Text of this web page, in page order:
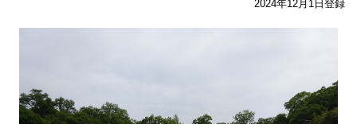
2024年12月1日登録